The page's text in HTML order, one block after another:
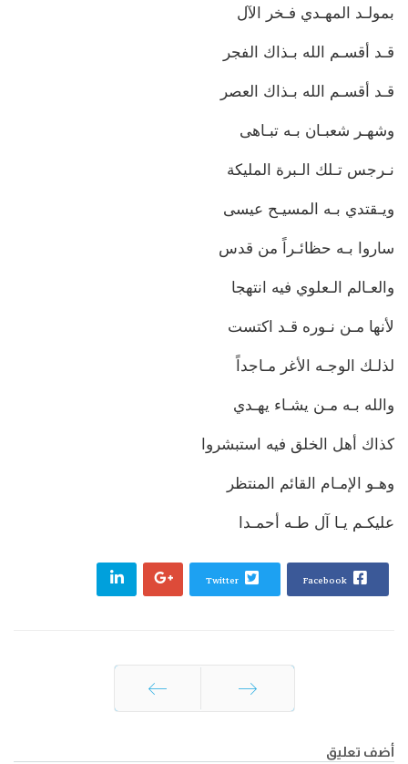
بمولـد المهـدي فـخر الآل
قـد أقسـم الله بـذاك الفجر
قـد أقسـم الله بـذاك العصر
وشهـر شعبـان بـه تبـاهى
نـرجس تـلك الـبرة المليكة
ويـقتدي بـه المسيـح عيسى
ساروا بـه حظائـراً من قدس
والعـالم الـعلوي فيه انتهجا
لأنها مـن نـوره قـد اكتست
لذلـك الوجـه الأغر مـاجداً
والله بـه مـن يشـاء يهـدي
كذاك أهل الخلق فيه استبشروا
وهـو الإمـام القائم المنتظر
عليكـم يـا آل طـه أحمـدا
أضف تعليق